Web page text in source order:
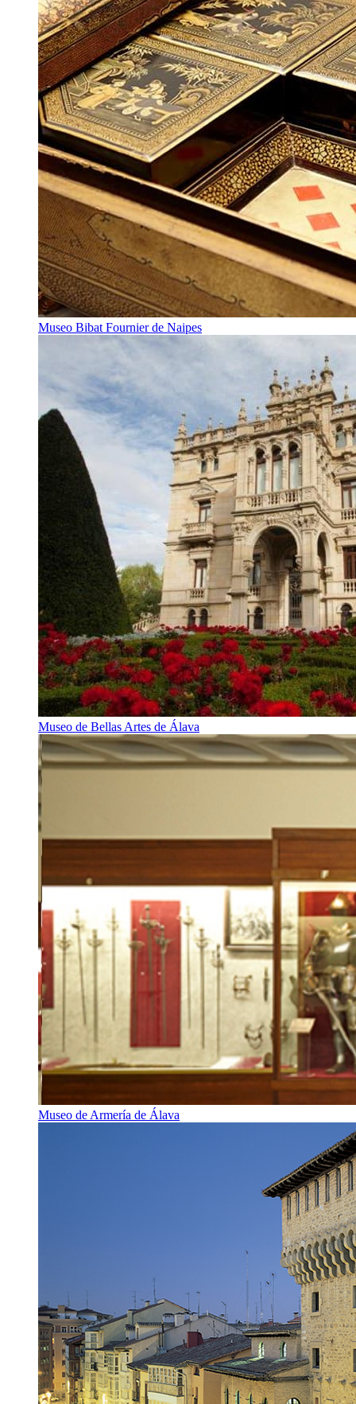
Museo Bibat Fournier de Naipes
Museo de Bellas Artes de Álava
Museo de Armería de Álava